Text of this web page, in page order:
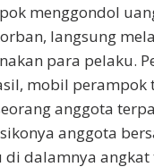
menggondol
langsung
para pelaku.
mobil perampok
anggota
anggota
dalamnya